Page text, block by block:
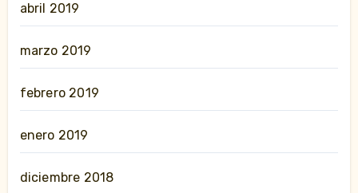
abril 2019
marzo 2019
febrero 2019
enero 2019
diciembre 2018